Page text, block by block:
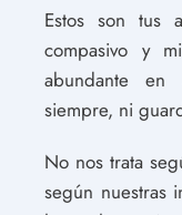
Estos son tus
compasivo y
abundante en
siempre, ni
No nos trata
según nuestras